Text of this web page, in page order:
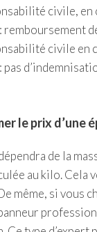
civile, en
remboursement
civile en
pas
le prix d’une
de la
au kilo. Cela
même, si vous